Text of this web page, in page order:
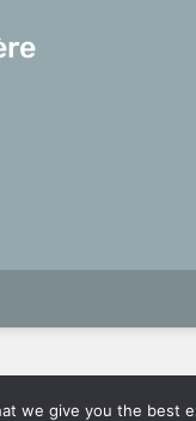
we give you the best